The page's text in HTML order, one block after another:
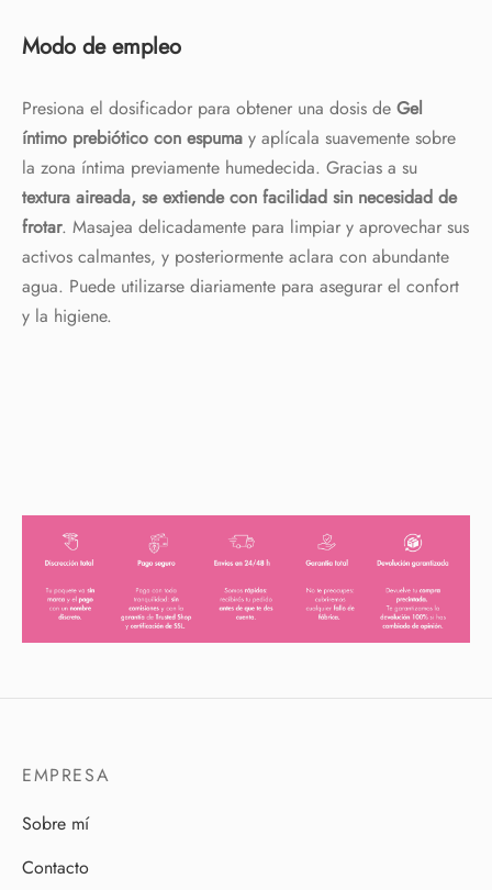
Modo de empleo
Presiona el dosificador para obtener una dosis de Gel
íntimo prebiótico con espuma y aplícala suavemente sobre
la zona íntima previamente humedecida. Gracias a su
textura aireada, se extiende con facilidad sin necesidad de
frotar. Masajea delicadamente para limpiar y aprovechar sus
activos calmantes, y posteriormente aclara con abundante
agua. Puede utilizarse diariamente para asegurar el confort
y la higiene.
EMPRESA
Sobre mí
Contacto